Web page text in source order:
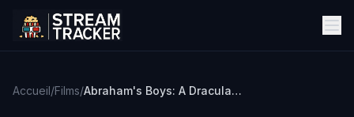
Accueil/Films/ Abraham's Boys: A Dracula Story